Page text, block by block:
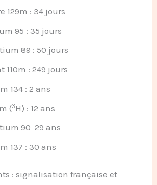
129m : 34 jours
95 : 35 jours
89 : 50 jours
110m : 249 jours
134 : 2 ans
(3H) : 12 ans
90 29 ans
137 : 30 ans
: signalisation française et